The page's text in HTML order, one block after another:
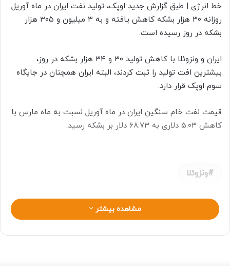
خط انرژی | طبق گزارش جدید اوپک، تولید نفت ایران در ماه آوریل
روزانه ۳۰ هزار بشکه کاهش یافته و به ۳ میلیون و ۳۰۵ هزار
بشکه در روز رسیده است.
ایران و ونزوئلا با کاهش تولید ۳۰ و ۳۴ هزار بشکه در روز،
بیشترین افت تولید را ثبت کردند، البته ایران همچنان در جایگاه
سوم اوپک قرار دارد.
قیمت نفت خام سنگین ایران در ماه آوریل نسبت به ماه مارس با
کاهش ۵.۰۳ دلاری به ۶۸.۷۳ دلار بر بشکه رسید.
ونزوئلا
مشاهده بیشتر